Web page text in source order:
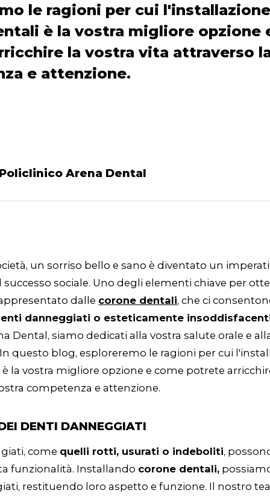
le ragioni per cui
è la vostra migliore opzione
la vostra vita attraverso
e attenzione.
Arena Dental
un sorriso bello e sano è diventato un
successo sociale. Uno degli elementi chiave per
dalle corone dentali, che ci
danneggiati o esteticamente
Dental, siamo dedicati alla vostra salute orale e
questo blog, esploreremo le ragioni per cui
la vostra migliore opzione e come potrete
competenza e attenzione.
DENTI DANNEGGIATI
come quelli rotti, usurati o indeboliti,
funzionalità. Installando corone dentali,
restituendo loro aspetto e funzione. Il nostro